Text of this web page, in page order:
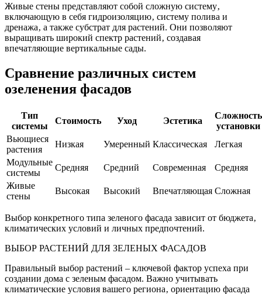
Живые стены представляют собой сложную систему‚
включающую в себя гидроизоляцию‚ систему полива и
дренажа‚ а также субстрат для растений. Они позволяют
выращивать широкий спектр растений‚ создавая
впечатляющие вертикальные сады.
Сравнение различных систем
озеленения фасадов
Тип
системы
Стоимость Уход Эстетика
Сложность
установки
Вьющиеся
растения
Низкая Умеренный Классическая
Легкая
Модульные
системы
Средняя Средний Современная
Средняя
Живые
стены
Высокая Высокий Впечатляющая Сложная
Выбор конкретного типа зеленого фасада зависит от бюджета‚
климатических условий и личных предпочтений.
ВЫБОР РАСТЕНИЙ ДЛЯ ЗЕЛЕНЫХ ФАСАДОВ
Правильный выбор растений – ключевой фактор успеха при
создании дома с зеленым фасадом. Важно учитывать
климатические условия вашего региона‚ ориентацию фасада